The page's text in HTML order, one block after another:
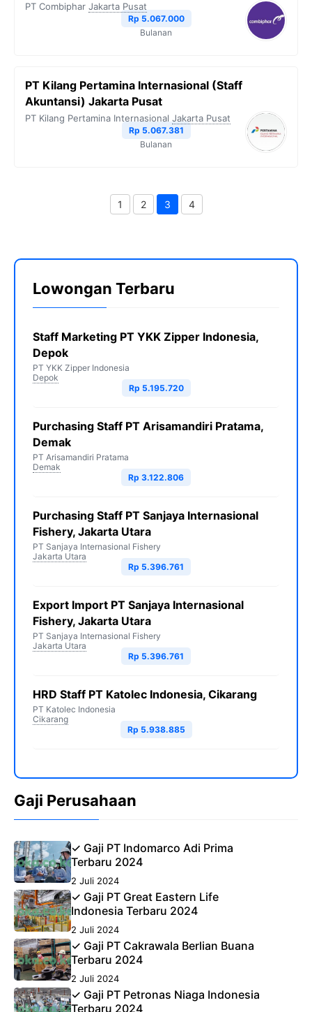
PT Combiphar Jakarta Pusat
Rp 5.067.000
Bulanan
PT Kilang Pertamina Internasional (Staff
Akuntansi) Jakarta Pusat
PT Kilang Pertamina Internasional Jakarta Pusat
Rp 5.067.381
Bulanan
Halaman
1 Halaman
2 Halaman
3 4
Lowongan Terbaru
Staff Marketing PT YKK Zipper Indonesia,
Depok
PT YKK Zipper Indonesia
Depok
Rp 5.195.720
Purchasing Staff PT Arisamandiri Pratama,
Demak
PT Arisamandiri Pratama
Demak
Rp 3.122.806
Purchasing Staff PT Sanjaya Internasional
Fishery, Jakarta Utara
PT Sanjaya Internasional Fishery
Jakarta Utara
Rp 5.396.761
Export Import PT Sanjaya Internasional
Fishery, Jakarta Utara
PT Sanjaya Internasional Fishery
Jakarta Utara
Rp 5.396.761
HRD Staff PT Katolec Indonesia, Cikarang
PT Katolec Indonesia
Cikarang
Rp 5.938.885
Gaji Perusahaan
✓ Gaji PT Indomarco Adi Prima
Terbaru 2024
2 Juli 2024
✓ Gaji PT Great Eastern Life
Indonesia Terbaru 2024
2 Juli 2024
✓ Gaji PT Cakrawala Berlian Buana
Terbaru 2024
2 Juli 2024
✓ Gaji PT Petronas Niaga Indonesia
Terbaru 2024